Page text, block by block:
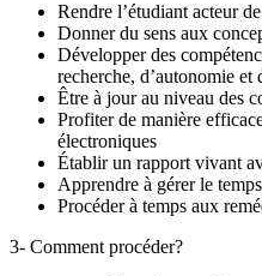
Rendre l’étudiant acteur
Donner du sens aux
Développer des
recherche, d’autonomie
Être à jour au niveau des
Profiter de manière
électroniques
Établir un rapport vivant
Apprendre à gérer le temps
Procéder à temps aux
3- Comment procéder?